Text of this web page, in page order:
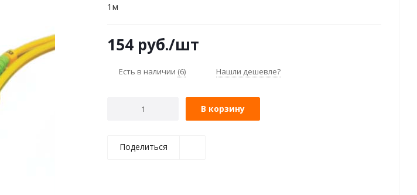
1м
154 руб./шт
Есть в наличии (6) Нашли дешевле?
В корзину
Поделиться